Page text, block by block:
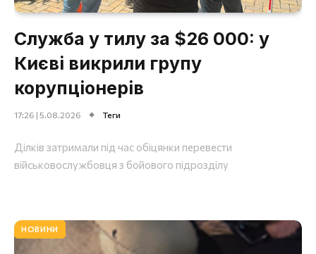
Служба у тилу за $26 000: у
Києві викрили групу
корупціонерів
17:26 | 5.08.2026 Теги
Ділків затримали під час обіцянки перевести
військовослужбовця з бойового підрозділу
НОВИНИ